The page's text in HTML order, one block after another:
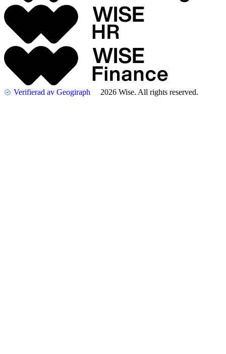
Verifierad av Geogiraph 2026 Wise. All rights reserved.